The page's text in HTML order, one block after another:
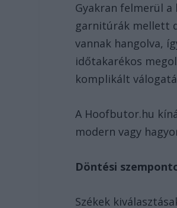
Gyakran felmerül a
garnitúrák mellett
vannak hangolva,
időtakarékos
komplikált
A Hoofbutor.hu
modern vagy
Döntési
Székek